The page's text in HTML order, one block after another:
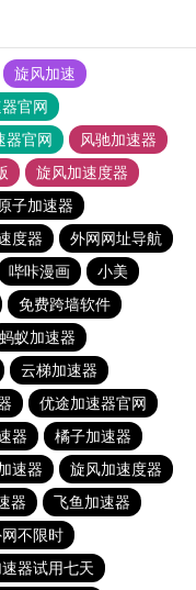
旋风加速
官网
器官网
风驰加速器
旋风加速度器
子加速器
度器
外网网址导航
哔咔漫画
小美
免费跨墙软件
蚂蚁加速器
云梯加速器
优途加速器官网
器
橘子加速器
速器
旋风加速度器
器
飞鱼加速器
不限时
速器试用七天